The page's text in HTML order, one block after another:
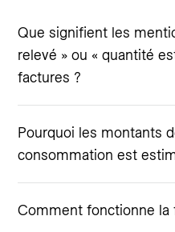
Que signifient les
relevé » ou « quantité
factures ?
Pourquoi les montants
consommation est
Comment fonctionne la